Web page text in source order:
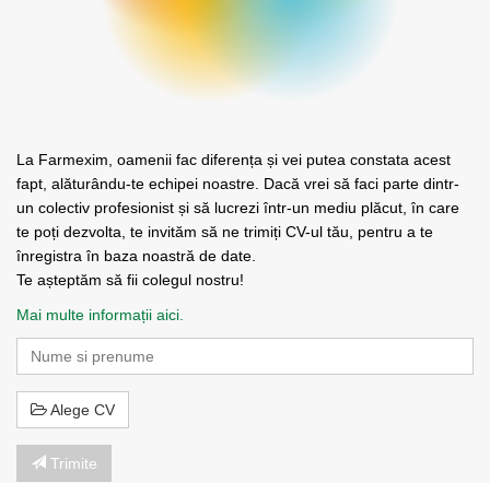
La Farmexim, oamenii fac diferența și vei putea constata acest
fapt, alăturându-te echipei noastre. Dacă vrei să faci parte dintr-
un colectiv profesionist și să lucrezi într-un mediu plăcut, în care
te poți dezvolta, te invităm să ne trimiți CV-ul tău, pentru a te
înregistra în baza noastră de date.
Te așteptăm să fii colegul nostru!
Mai multe informații aici.
Email
address
Alege CV
Trimite